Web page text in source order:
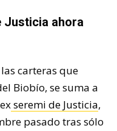
Justicia ahora
carteras que
Biobío, se suma a
seremi de Justicia,
pasado tras sólo